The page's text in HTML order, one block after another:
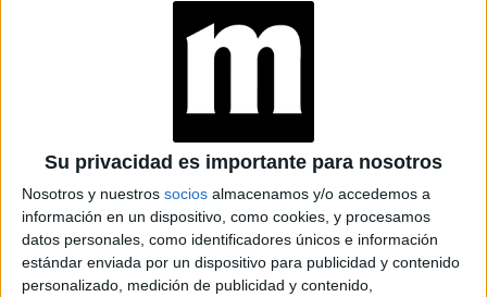
Su privacidad es importante para nosotros
Nosotros y nuestros socios almacenamos y/o accedemos a
información en un dispositivo, como cookies, y procesamos
datos personales, como identificadores únicos e información
estándar enviada por un dispositivo para publicidad y contenido
personalizado, medición de publicidad y contenido,
Caras Noticias
Weekend Parabrisas
Look
Luz Mía Lunateen Break BATimes
© Perfil.com 2006-2019 - Todos los derechos reservados
Registro de Propiedad Intelectual: Nro. 5346433